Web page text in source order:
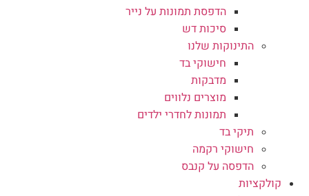
הדפסת תמונות על נייר
סיכות דש
התינוקות שלנו
חישוקי בד
מדבקות
מוצרים נלווים
תמונות לחדרי ילדים
תיקי בד
חישוקי רקמה
הדפסה על קנבס
קולקציות